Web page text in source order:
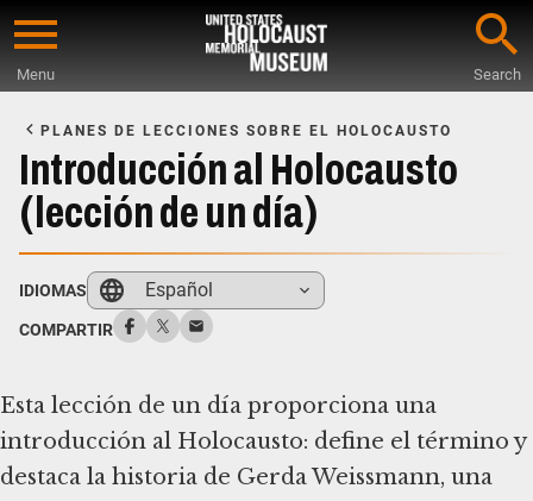
Skip
content
Menu Search
Main
Content
PLANES DE LECCIONES SOBRE EL HOLOCAUSTO
Introducción al Holocausto
(lección de un día)
IDIOMAS Español
COMPARTIR
Esta lección de un día proporciona una
introducción al Holocausto: define el término y
destaca la historia de Gerda Weissmann, una